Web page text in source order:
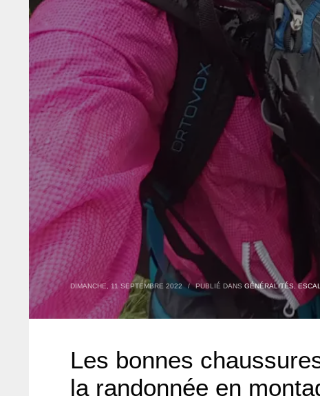
DIMANCHE, 11 SEPTEMBRE 2022 / PUBLIÉ DANSGÉNÉRALITÉS ,
Les bonnes
la randonnée en